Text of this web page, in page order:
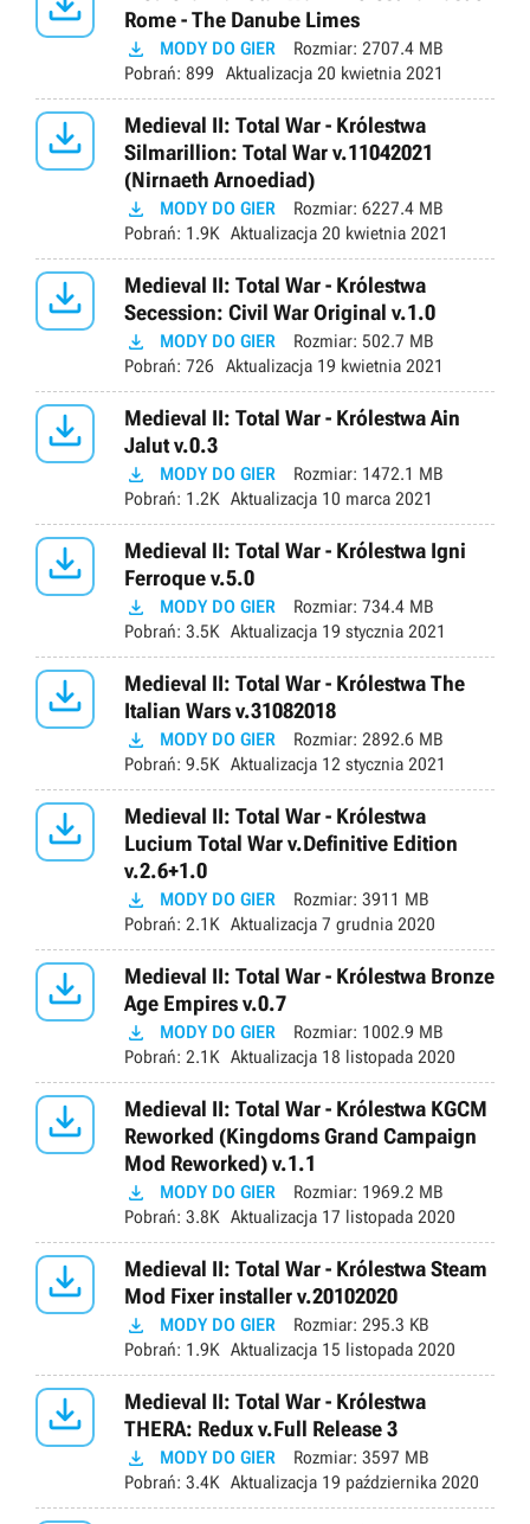
Rome - The Danube Limes
 MODY DO GIER Rozmiar: 2707.4 MB
Pobrań: 899 Aktualizacja 20 kwietnia 2021

Medieval II: Total War - Królestwa
Silmarillion: Total War v.11042021
(Nirnaeth Arnoediad)
 MODY DO GIER Rozmiar: 6227.4 MB
Pobrań: 1.9K Aktualizacja 20 kwietnia 2021

Medieval II: Total War - Królestwa
Secession: Civil War Original v.1.0
 MODY DO GIER Rozmiar: 502.7 MB
Pobrań: 726 Aktualizacja 19 kwietnia 2021

Medieval II: Total War - Królestwa Ain
Jalut v.0.3
 MODY DO GIER Rozmiar: 1472.1 MB
Pobrań: 1.2K Aktualizacja 10 marca 2021

Medieval II: Total War - Królestwa Igni
Ferroque v.5.0
 MODY DO GIER Rozmiar: 734.4 MB
Pobrań: 3.5K Aktualizacja 19 stycznia 2021

Medieval II: Total War - Królestwa The
Italian Wars v.31082018
 MODY DO GIER Rozmiar: 2892.6 MB
Pobrań: 9.5K Aktualizacja 12 stycznia 2021

Medieval II: Total War - Królestwa
Lucium Total War v.Definitive Edition
v.2.6+1.0
 MODY DO GIER Rozmiar: 3911 MB
Pobrań: 2.1K Aktualizacja 7 grudnia 2020

Medieval II: Total War - Królestwa Bronze
Age Empires v.0.7
 MODY DO GIER Rozmiar: 1002.9 MB
Pobrań: 2.1K Aktualizacja 18 listopada 2020

Medieval II: Total War - Królestwa KGCM
Reworked (Kingdoms Grand Campaign
Mod Reworked) v.1.1
 MODY DO GIER Rozmiar: 1969.2 MB
Pobrań: 3.8K Aktualizacja 17 listopada 2020

Medieval II: Total War - Królestwa Steam
Mod Fixer installer v.20102020
 MODY DO GIER Rozmiar: 295.3 KB
Pobrań: 1.9K Aktualizacja 15 listopada 2020

Medieval II: Total War - Królestwa
THERA: Redux v.Full Release 3
 MODY DO GIER Rozmiar: 3597 MB
Pobrań: 3.4K Aktualizacja 19 października 2020